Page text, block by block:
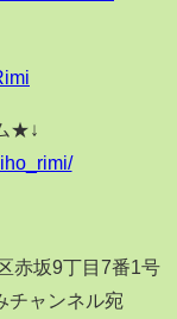
★↓
赤坂9丁目7番1号
チャンネル宛